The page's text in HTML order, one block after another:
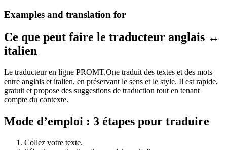
Examples and translation for
Ce que peut faire le traducteur anglais ↔
italien
Le traducteur en ligne PROMT.One traduit des textes et des mots
entre anglais et italien, en préservant le sens et le style. Il est rapide,
gratuit et propose des suggestions de traduction tout en tenant
compte du contexte.
Mode d’emploi : 3 étapes pour traduire
Collez votre texte.